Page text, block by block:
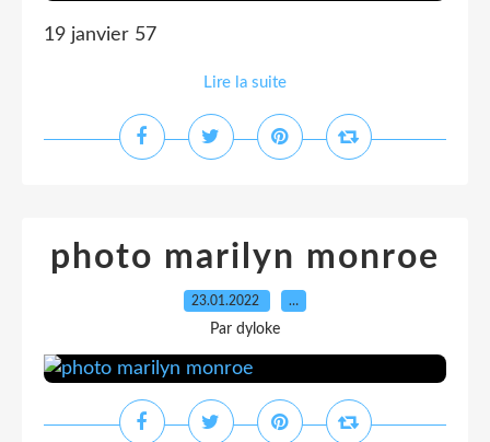
19 janvier 57
Lire la suite
photo marilyn monroe
23.01.2022 …
Par dyloke